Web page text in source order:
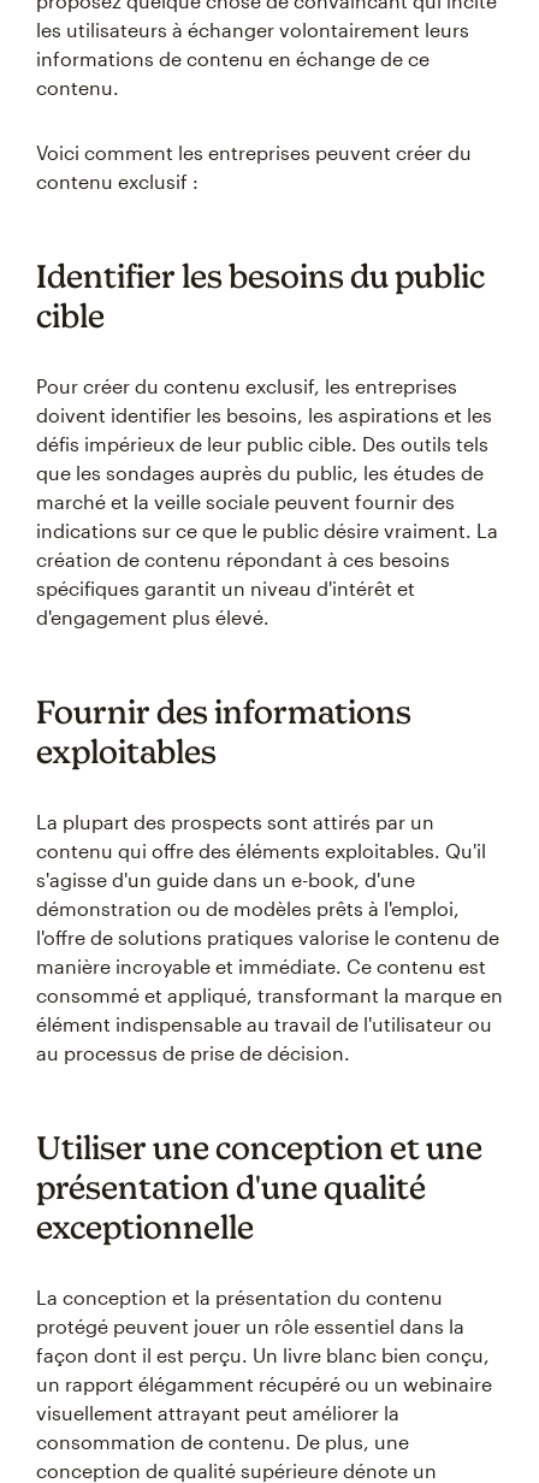
les utilisateurs à échanger volontairement leurs
informations de contenu en échange de ce
contenu.
Voici comment les entreprises peuvent créer du
contenu exclusif :
Identifier les besoins du public
cible
Pour créer du contenu exclusif, les entreprises
doivent identifier les besoins, les aspirations et les
défis impérieux de leur public cible. Des outils tels
que les sondages auprès du public, les études de
marché et la veille sociale peuvent fournir des
indications sur ce que le public désire vraiment. La
création de contenu répondant à ces besoins
spécifiques garantit un niveau d'intérêt et
d'engagement plus élevé.
Fournir des informations
exploitables
La plupart des prospects sont attirés par un
contenu qui offre des éléments exploitables. Qu'il
s'agisse d'un guide dans un e-book, d'une
démonstration ou de modèles prêts à l'emploi,
l'offre de solutions pratiques valorise le contenu de
manière incroyable et immédiate. Ce contenu est
consommé et appliqué, transformant la marque en
élément indispensable au travail de l'utilisateur ou
au processus de prise de décision.
Utiliser une conception et une
présentation d'une qualité
exceptionnelle
La conception et la présentation du contenu
protégé peuvent jouer un rôle essentiel dans la
façon dont il est perçu. Un livre blanc bien conçu,
un rapport élégamment récupéré ou un webinaire
visuellement attrayant peut améliorer la
consommation de contenu. De plus, une
conception de qualité supérieure dénote un